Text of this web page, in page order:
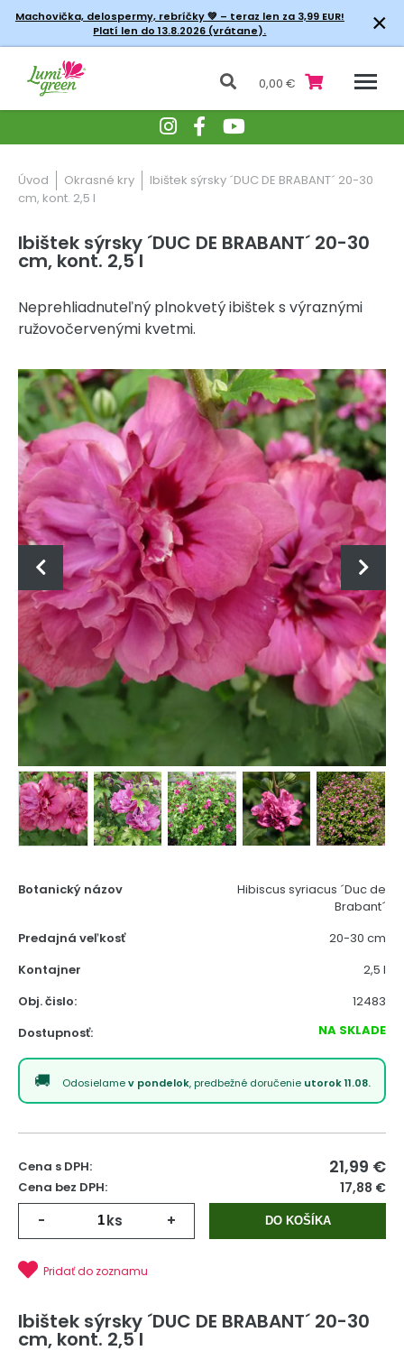
Machovička, delospermy, rebríčky💚 – teraz len za 3,99 EUR!
Platí len do 13.8.2026 (vrátane).
×
0,00 €
Úvod Okrasné kry
Ibištek sýrsky ´DUC DE BRABANT´ 20-30
cm, kont. 2,5 l
Ibištek sýrsky ´DUC DE BRABANT´ 20-30
cm, kont. 2,5 l
Neprehliadnuteľný plnokvetý ibištek s výraznými
ružovočervenými kvetmi.
Botanický názov
Hibiscus syriacus ´Duc de
Brabant´
Predajná veľkosť
20-30 cm
Kontajner
2,5 l
Obj. čislo:
12483
Dostupnosť:
NA SKLADE
Odosielamev pondelok, predbežné doručenie utorok 11.08.
Cena s DPH: 21,99 €
Cena bez DPH: 17,88 €
- ks + DO KOŠÍKA
Pridať do zoznamu
Ibištek sýrsky ´DUC DE BRABANT´ 20-30
cm, kont. 2,5 l